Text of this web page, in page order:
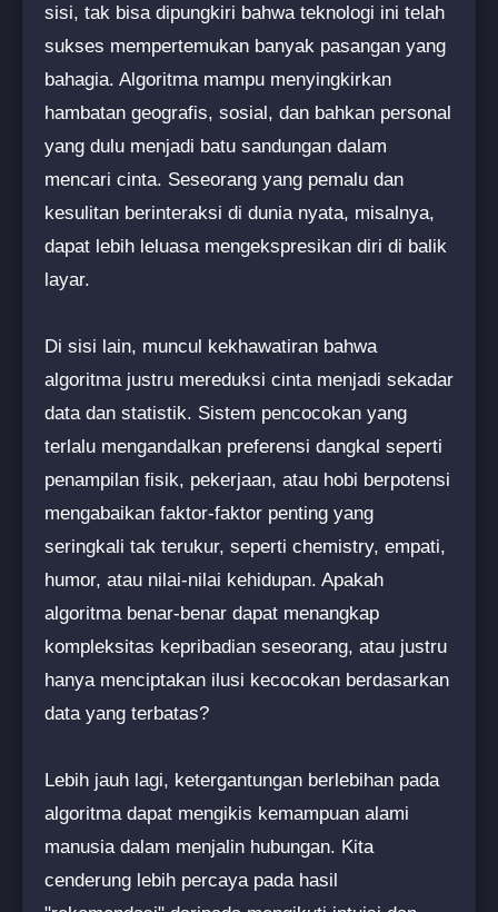
sisi, tak bisa dipungkiri bahwa teknologi ini telah
sukses mempertemukan banyak pasangan yang
bahagia. Algoritma mampu menyingkirkan
hambatan geografis, sosial, dan bahkan personal
yang dulu menjadi batu sandungan dalam
mencari cinta. Seseorang yang pemalu dan
kesulitan berinteraksi di dunia nyata, misalnya,
dapat lebih leluasa mengekspresikan diri di balik
layar.
Di sisi lain, muncul kekhawatiran bahwa
algoritma justru mereduksi cinta menjadi sekadar
data dan statistik. Sistem pencocokan yang
terlalu mengandalkan preferensi dangkal seperti
penampilan fisik, pekerjaan, atau hobi berpotensi
mengabaikan faktor-faktor penting yang
seringkali tak terukur, seperti chemistry, empati,
humor, atau nilai-nilai kehidupan. Apakah
algoritma benar-benar dapat menangkap
kompleksitas kepribadian seseorang, atau justru
hanya menciptakan ilusi kecocokan berdasarkan
data yang terbatas?
Lebih jauh lagi, ketergantungan berlebihan pada
algoritma dapat mengikis kemampuan alami
manusia dalam menjalin hubungan. Kita
cenderung lebih percaya pada hasil